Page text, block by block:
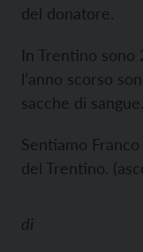
del donatore.
In Trentino sono
l’anno scorso
sacche di sangue.
Sentiamo
del Trentino.
di